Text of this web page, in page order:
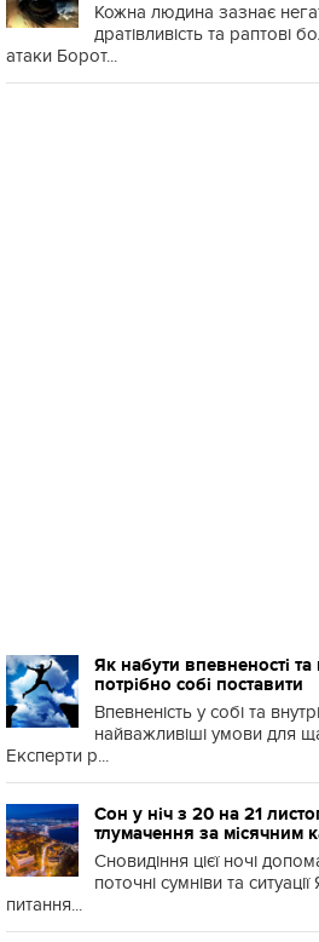
Кожна людина зазнає
дратівливість та раптові
атаки Борот...
Як набути впевненості та
потрібно собі поставити
Впевненість у собі та
найважливіші умови для
Експерти р...
Сон у ніч з 20 на 21
тлумачення за місячним
Сновидіння цієї ночі
поточні сумніви та
питання...